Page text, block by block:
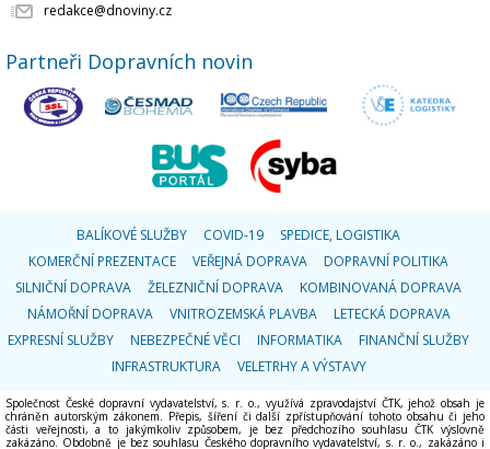
redakce@dnoviny.cz
Partneři Dopravních novin
BALÍKOVÉ SLUŽBY COVID-19
SPEDICE, LOGISTIKA
KOMERČNÍ PREZENTACE
VEŘEJNÁ DOPRAVA
DOPRAVNÍ POLITIKA
SILNIČNÍ DOPRAVA
ŽELEZNIČNÍ DOPRAVA
KOMBINOVANÁ DOPRAVA
NÁMOŘNÍ DOPRAVA
VNITROZEMSKÁ PLAVBA
LETECKÁ DOPRAVA
EXPRESNÍ SLUŽBY
NEBEZPEČNÉ VĚCI INFORMATIKA
FINANČNÍ SLUŽBY
INFRASTRUKTURA
VELETRHY A VÝSTAVY
Společnost České dopravní vydavatelství, s. r. o., využívá zpravodajství ČTK, jehož obsah je
chráněn autorským zákonem. Přepis, šíření či další zpřístupňování tohoto obsahu či jeho
části veřejnosti, a to jakýmkoliv způsobem, je bez předchozího souhlasu ČTK výslovně
zakázáno. Obdobně je bez souhlasu Českého dopravního vydavatelství, s. r. o., zakázáno i